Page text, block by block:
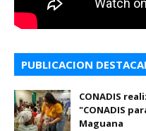
PUBLICACION
CONADIS
"CONADIS
Maguana